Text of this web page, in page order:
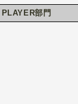
PLAYER部門